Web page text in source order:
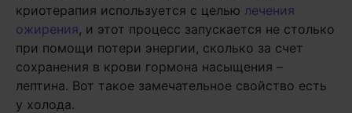
криотерапия используется с целью лечения
ожирения, и этот процесс запускается не столько
при помощи потери энергии, сколько за счет
сохранения в крови гормона насыщения –
лептина. Вот такое замечательное свойство есть
у холода.